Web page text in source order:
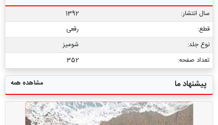
سال انتشار:
1392
قطع:
رقعی
نوع جلد:
شومیز
تعداد صفحه:
352
پیشنهاد ما مشاهده همه